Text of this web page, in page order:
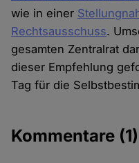
wie in einer
Rechtsausschuss.
gesamten Zentralrat
dieser Empfehlung
Tag für die
Kommentare (1)